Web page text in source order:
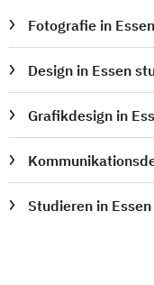
Fotografie in
Design in Essen
Grafikdesign in
Studieren in Essen